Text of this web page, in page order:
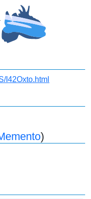
I42Oxto.html
)